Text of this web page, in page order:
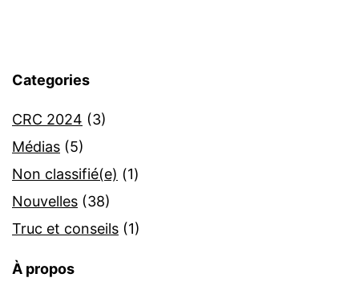
Categories
CRC 2024 (3)
Médias (5)
Non classifié(e) (1)
Nouvelles (38)
Truc et conseils (1)
À propos